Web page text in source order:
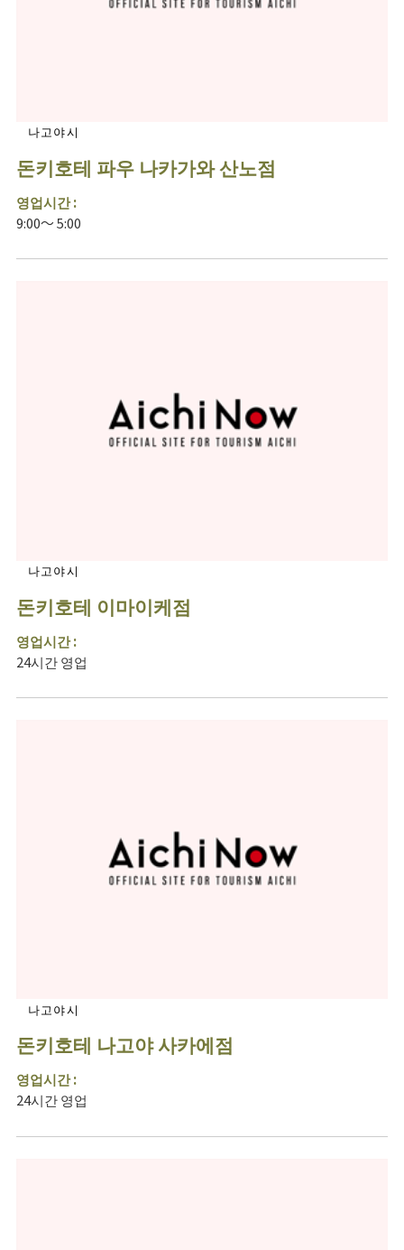
나고야시
돈키호테 파우 나카가와 산노점
영업시간 :
9:00～ 5:00
나고야시
돈키호테 이마이케점
영업시간 :
24시간 영업
나고야시
돈키호테 나고야 사카에점
영업시간 :
24시간 영업